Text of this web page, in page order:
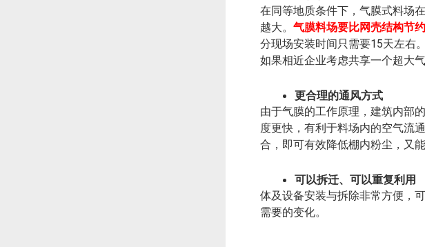
在同等地质条件下，气膜式料场
越大。 气膜料场要比网壳结构节
分现场安装时间只需要15天左右。
如果相近企业考虑共享一个超大
更合理的通风方式
由于气膜的工作原理，建筑内部
度更快，有利于料场内的空气流
合，即可有效降低棚内粉尘，又
可以拆迁、可以重复利用
体及设备安装与拆除非常方便，
需要的变化。